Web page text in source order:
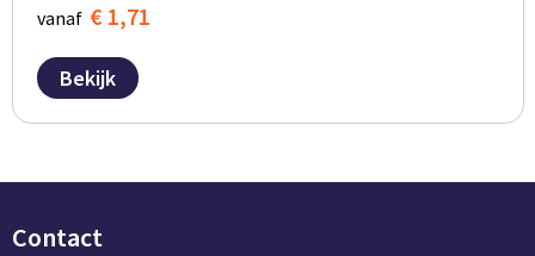
vanaf € 1,71
Bekijk
Contact